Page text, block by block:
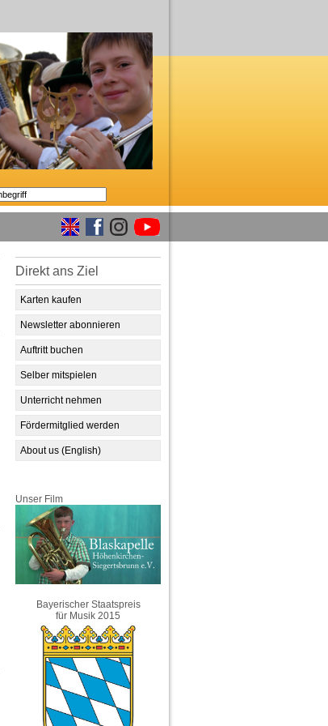
Direkt ans Ziel
Karten kaufen
Newsletter abonnieren
Auftritt buchen
Selber mitspielen
Unterricht nehmen
Fördermitglied werden
About us (English)
Unser Film
Bayerischer Staatspreis
für Musik 2015